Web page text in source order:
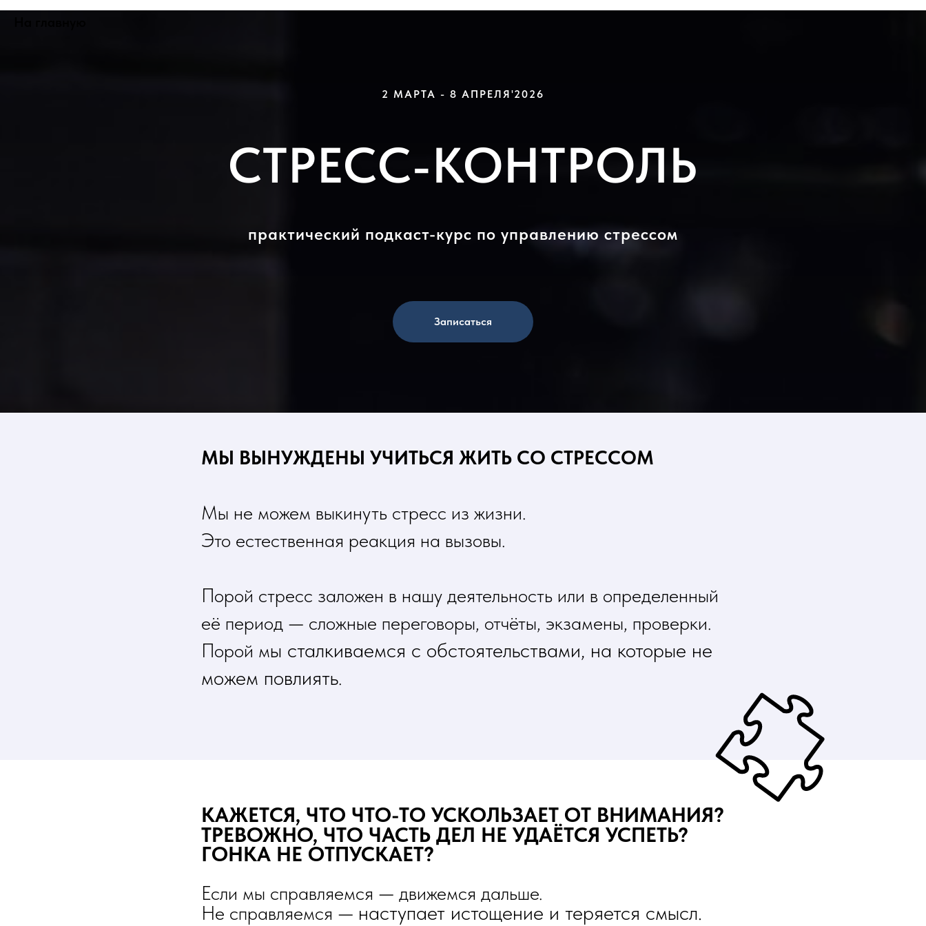
2 МАРТА - 8 АПРЕЛЯ'2026
СТРЕСС-КОНТРОЛЬ
практический подкаст-курс по управлению стрессом
Записаться
МЫ ВЫНУЖДЕНЫ УЧИТЬСЯ ЖИТЬ СО СТРЕССОМ
Мы не можем выкинуть стресс из жизни.
Это естественная реакция на вызовы.
Порой стресс заложен в нашу деятельность или в определенный
её период — сложные переговоры, отчёты, экзамены, проверки.
Порой мы сталкиваемся с обстоятельствами, на которые не
можем повлиять.
КАЖЕТСЯ, ЧТО ЧТО-ТО УСКОЛЬЗАЕТ ОТ ВНИМАНИЯ?
ТРЕВОЖНО, ЧТО ЧАСТЬ ДЕЛ НЕ УДАЁТСЯ УСПЕТЬ?
ГОНКА НЕ ОТПУСКАЕТ?
Если мы справляемся — движемся дальше.
Не справляемся — наступает истощение и теряется смысл.